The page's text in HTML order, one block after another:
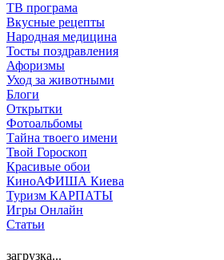
ТВ програма
Вкусные рецепты
Народная медицина
Тосты поздравления
Афоризмы
Уход за животными
Блоги
Открытки
Фотоальбомы
Тайна твоего имени
Твой Гороскоп
Красивые обои
КиноАФИША Киева
Туризм КАРПАТЫ
Игры Онлайн
Статьи
загрузка...